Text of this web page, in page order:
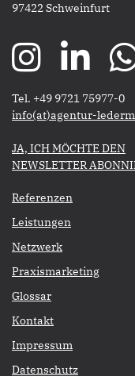
97422 Schweinfurt
Tel. +49 9721 75977-0
​​​​​​​info(at)agentur-
​​​​​JA, ICH MÖCHTE DEN
NEWSLETTER
Referenzen
Leistungen
Netzwerk
Praxismarketing
Glossar
Kontakt
Impressum
Datenschutz